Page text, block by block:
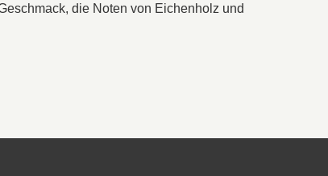
die Noten von Eichenholz und